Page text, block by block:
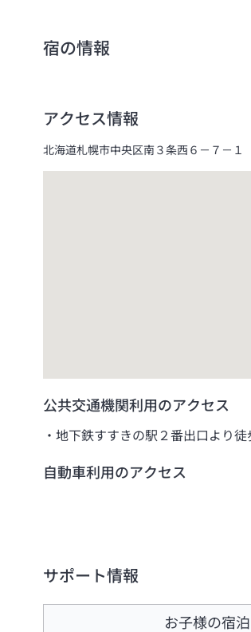
宿の情報
アクセス情報
北海道札幌市中央区南３条西６－７－１
公共交通機関利用のアクセス
地下鉄すすきの駅２番出口より
自動車利用のアクセス
サポート情報
お子様の宿泊